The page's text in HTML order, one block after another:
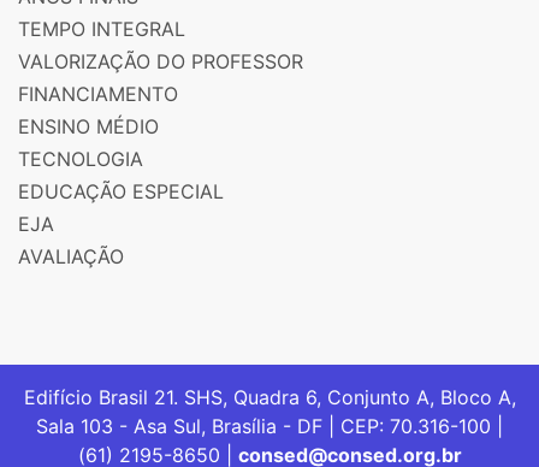
TEMPO INTEGRAL
VALORIZAÇÃO DO PROFESSOR
FINANCIAMENTO
ENSINO MÉDIO
TECNOLOGIA
EDUCAÇÃO ESPECIAL
EJA
AVALIAÇÃO
Edifício Brasil 21. SHS, Quadra 6, Conjunto A, Bloco A,
Sala 103 - Asa Sul, Brasília - DF | CEP: 70.316-100 |
(61) 2195-8650 | consed@consed.org.br